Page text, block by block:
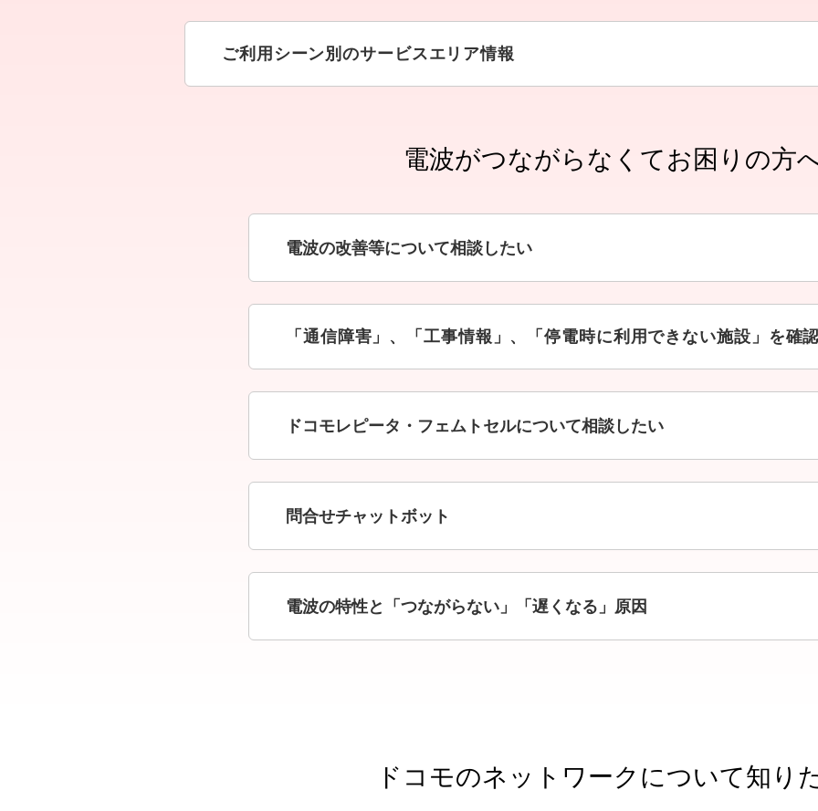
ご利用シーン別のサービスエリア情報
電波がつながらなくてお困りの方
電波の改善等について相談したい
「通信障害」、「工事情報」、「停電時に利用できない施設」を確
ドコモレピータ・フェムトセルについて相談したい
問合せチャットボット
電波の特性と「つながらない」「遅くなる」原因
ドコモのネットワークについて知り